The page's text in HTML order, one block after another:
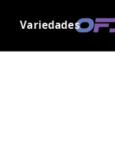
Variedades